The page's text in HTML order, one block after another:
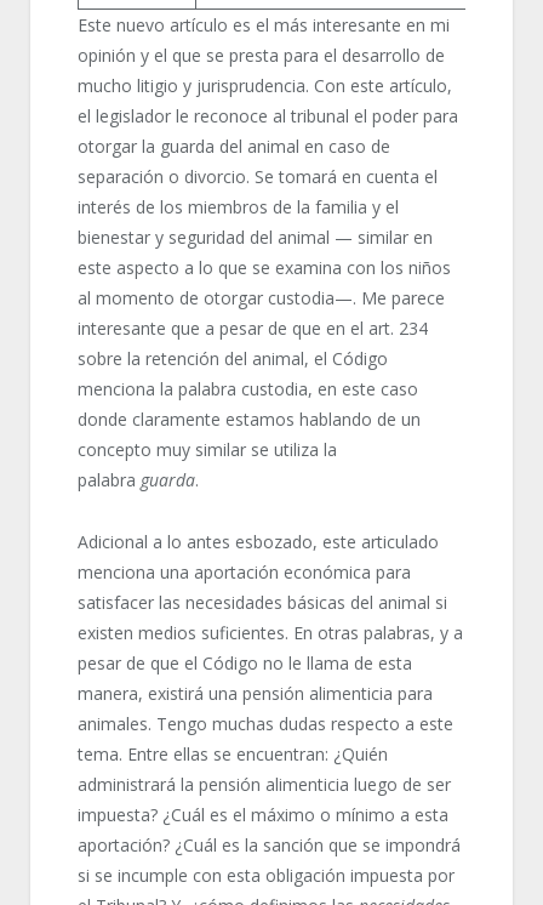
Este nuevo artículo es el más interesante en mi
opinión y el que se presta para el desarrollo de
mucho litigio y jurisprudencia. Con este artículo,
el legislador le reconoce al tribunal el poder para
otorgar la guarda del animal en caso de
separación o divorcio. Se tomará en cuenta el
interés de los miembros de la familia y el
bienestar y seguridad del animal — similar en
este aspecto a lo que se examina con los niños
al momento de otorgar custodia—. Me parece
interesante que a pesar de que en el art. 234
sobre la retención del animal, el Código
menciona la palabra custodia, en este caso
donde claramente estamos hablando de un
concepto muy similar se utiliza la
palabra guarda.
Adicional a lo antes esbozado, este articulado
menciona una aportación económica para
satisfacer las necesidades básicas del animal si
existen medios suficientes. En otras palabras, y a
pesar de que el Código no le llama de esta
manera, existirá una pensión alimenticia para
animales. Tengo muchas dudas respecto a este
tema. Entre ellas se encuentran: ¿Quién
administrará la pensión alimenticia luego de ser
impuesta? ¿Cuál es el máximo o mínimo a esta
aportación? ¿Cuál es la sanción que se impondrá
si se incumple con esta obligación impuesta por